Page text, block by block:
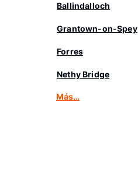
Ballindalloch
Grantown-on-Spey
Forres
Nethy Bridge
Más…